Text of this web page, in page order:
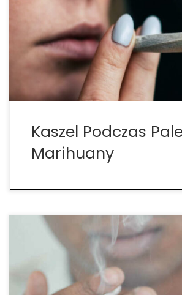
naturalną reakcją organizmu, której
doświadczyć nie tylko podczas
ale także podczas palenia tytoniu.
niektórzy regularni palacze również
jeśli nie palą marihuany. […]
Kaszel Podczas
Marihuany
Powszechna miejska legenda
mówi, że kaszel po spożyciu porcji
pomoże Ci osiągnąć wyższy